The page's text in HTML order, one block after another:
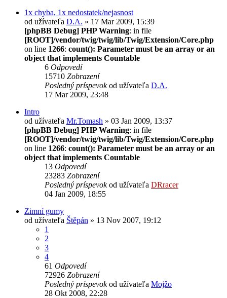
1x chyba, 1x nedostatek/nejasnost
od užívateľa D.A. » 17 Mar 2009, 15:39
[phpBB Debug] PHP Warning: in file
[ROOT]/vendor/twig/twig/lib/Twig/Extension/Core.php
on line 1266: count(): Parameter must be an array or an
object that implements Countable
6 Odpovedí
15710 Zobrazení
Posledný príspevokod užívateľa D.A.
17 Mar 2009, 23:48
Intro
od užívateľa Mr.Tomash » 03 Jan 2009, 13:37
[phpBB Debug] PHP Warning: in file
[ROOT]/vendor/twig/twig/lib/Twig/Extension/Core.php
on line 1266: count(): Parameter must be an array or an
object that implements Countable
13 Odpovedí
23283 Zobrazení
Posledný príspevokod užívateľa DRracer
04 Jan 2009, 18:55
Zimní gumy
od užívateľa Štěpán » 13 Nov 2007, 19:12
1
2
3
4
61 Odpovedí
72926 Zobrazení
Posledný príspevokod užívateľa Mojžo
28 Okt 2008, 22:28